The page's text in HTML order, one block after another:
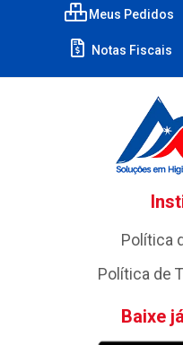
Meus Pedidos
Notas Fiscais
Política
Política de
Baixe